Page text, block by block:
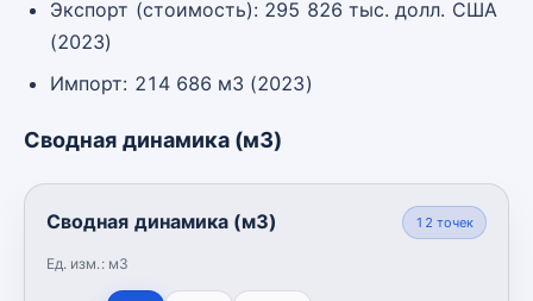
Экспорт (стоимость): 295 826 тыс. долл. США
(2023)
Импорт: 214 686 м3 (2023)
Сводная динамика (м3)
Сводная динамика (м3)
Ед. изм.: м3
12 точек